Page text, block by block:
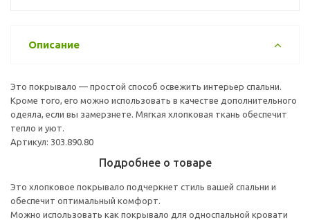
Описание
Это покрывало — простой способ освежить интерьер спальни.
Кроме того, его можно использовать в качестве дополнительного
одеяла, если вы замерзнете. Мягкая хлопковая ткань обеспечит
тепло и уют.
Артикул: 303.890.80
Подробнее о товаре
Это хлопковое покрывало подчеркнет стиль вашей спальни и
обеспечит оптимальный комфорт.
Можно использовать как покрывало для односпальной кровати